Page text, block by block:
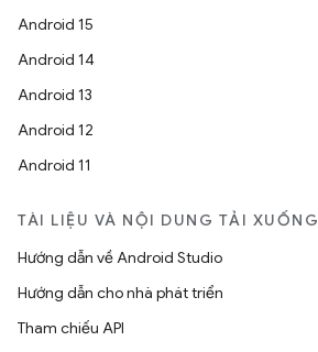
Android 15
Android 14
Android 13
Android 12
Android 11
TÀI LIỆU VÀ NỘI DUNG TẢI XUỐNG
Hướng dẫn về Android Studio
Hướng dẫn cho nhà phát triển
Tham chiếu API